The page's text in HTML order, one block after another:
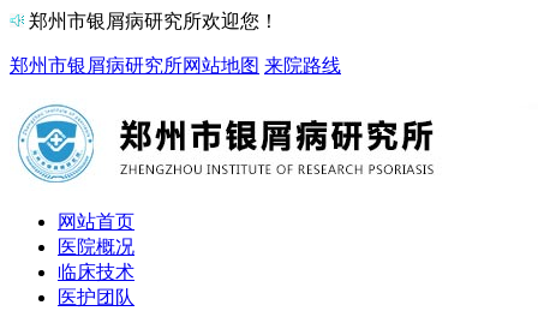
郑州市银屑病研究所欢迎您！
郑州市银屑病研究所网站地图 来院路线
网站首页
医院概况
临床技术
医护团队